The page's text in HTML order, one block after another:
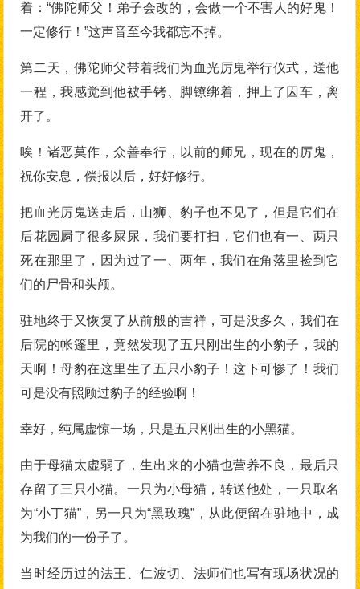
着：“佛陀师父！弟子会改的，会做一个不害人的好鬼！
一定修行！”这声音至今我都忘不掉。
第二天，佛陀师父带着我们为血光厉鬼举行仪式，送他
一程，我感觉到他被手铐、脚镣绑着，押上了囚车，离
开了。
唉！诸恶莫作，众善奉行，以前的师兄，现在的厉鬼，
祝你安息，偿报以后，好好修行。
把血光厉鬼送走后，山狮、豹子也不见了，但是它们在
后花园屙了很多屎尿，我们要打扫，它们也有一、两只
死在那里了，因为过了一、两年，我们在角落里捡到它
们的尸骨和头颅。
驻地终于又恢复了从前般的吉祥，可是没多久，我们在
后院的帐篷里，竟然发现了五只刚出生的小豹子，我的
天啊！母豹在这里生了五只小豹子！这下可惨了！我们
可是没有照顾过豹子的经验啊！
幸好，纯属虚惊一场，只是五只刚出生的小黑猫。
由于母猫太虚弱了，生出来的小猫也营养不良，最后只
存留了三只小猫。一只为小母猫，转送他处，一只取名
为“小丁猫”，另一只为“黑玫瑰”，从此便留在驻地中，成
为我们的一份子了。
当时经历过的法王、仁波切、法师们也写有现场状况的